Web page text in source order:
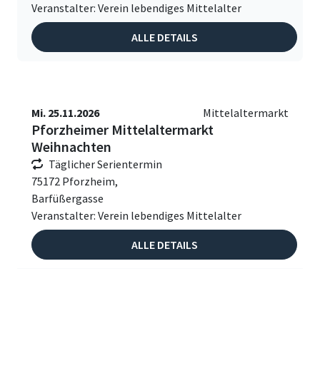
Veranstalter: Verein lebendiges Mittelalter
ALLE DETAILS
Mi. 25.11.2026 Mittelaltermarkt
Pforzheimer Mittelaltermarkt
Weihnachten
Täglicher Serientermin
75172 Pforzheim,
Barfüßergasse
Veranstalter: Verein lebendiges Mittelalter
ALLE DETAILS